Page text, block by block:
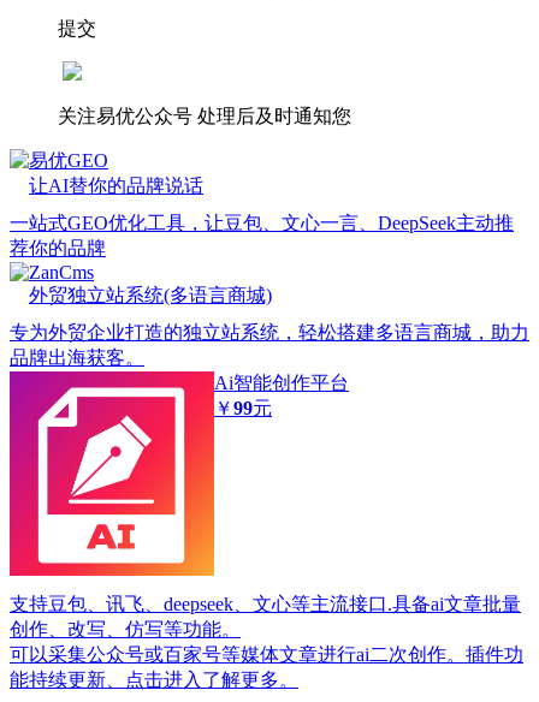
提交
关注易优公众号 处理后及时通知您
易优GEO
让AI替你的品牌说话
一站式GEO优化工具，让豆包、文心一言、DeepSeek主动推
荐你的品牌
ZanCms
外贸独立站系统(多语言商城)
专为外贸企业打造的独立站系统，轻松搭建多语言商城，助力
品牌出海获客。
Ai智能创作平台
￥99元
支持豆包、讯飞、deepseek、文心等主流接口.具备ai文章批量
创作、改写、仿写等功能。
可以采集公众号或百家号等媒体文章进行ai二次创作。插件功
能持续更新、点击进入了解更多。